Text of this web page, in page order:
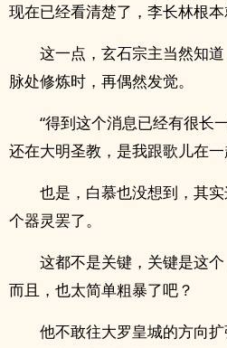
现在已经看清楚了，李长林根本
这一点，玄石宗主当然知
脉处修炼时，再偶然发觉。
“得到这个消息已经有很长
还在大明圣教，是我跟歌儿在一
也是，白慕也没想到，其
个器灵罢了。
这都不是关键，关键是这
而且，也太简单粗暴了吧？
他不敢往大罗皇城的方向